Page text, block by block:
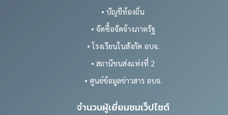
• บัญชีท้องถิ่น
• จัดซื้อจัดจ้างภาครัฐ
• โรงเรียนในสังกัด อบจ.
• สถานีขนส่งแห่งที่ 2
• ศูนย์ข้อมูลข่าวสาร อบจ.
จำนวนผู้เยี่ยมชมเว็ปไซต์